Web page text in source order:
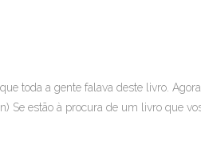
toda a gente falava deste livro.
Se estão à procura de um livro que